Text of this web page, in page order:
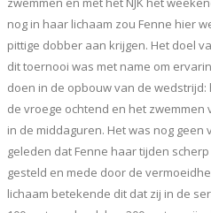
nog in haar lichaam zou Fenne hier
pittige dobber aan krijgen. Het doel
dit toernooi was met name om
doen in de opbouw van de wedstrijd:
de vroege ochtend en het zwemmen
in de middaguren. Het was nog geen
geleden dat Fenne haar tijden
gesteld en mede door de
lichaam betekende dit dat zij in de